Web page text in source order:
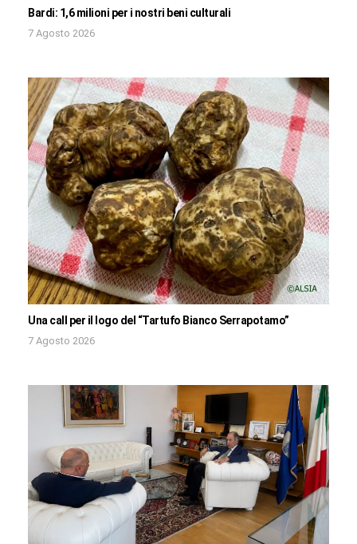
Bardi: 1,6 milioni per i nostri beni culturali
7 Agosto 2026
Una call per il logo del “Tartufo Bianco Serrapotamo”
7 Agosto 2026